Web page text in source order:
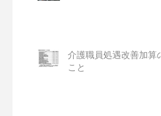
介護職員処遇改善加算の
こと